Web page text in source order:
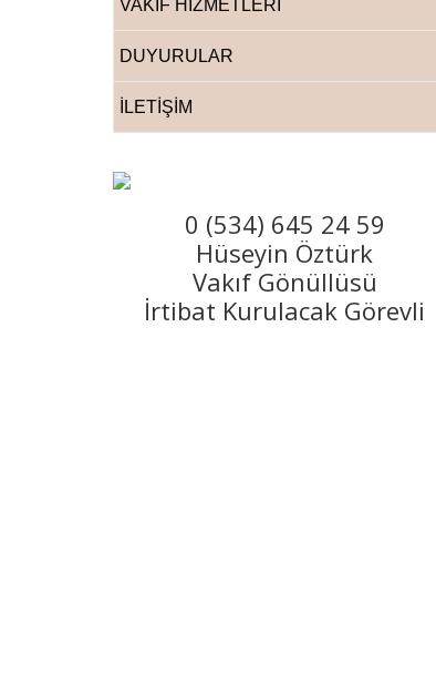
Kültür
Eğitim
Vakfı
VAKIF HİZMETLERİ
DUYURULAR
İLETİŞİM
0 (534) 645 24 59
Hüseyin Öztürk
Vakıf Gönüllüsü
İrtibat Kurulacak Görevli